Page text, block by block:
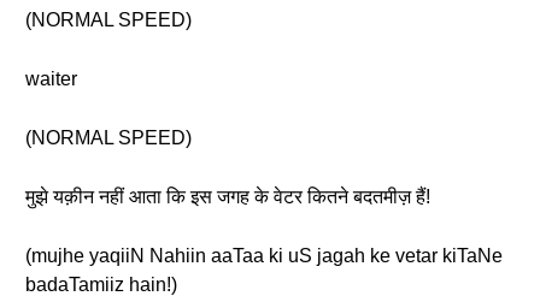
(NORMAL SPEED)
waiter
(NORMAL SPEED)
मुझे यक़ीन नहीं आता कि इस जगह के वेटर कितने बदतमीज़ हैं!
(mujhe yaqiiN Nahiin aaTaa ki uS jagah ke vetar kiTaNe
badaTamiiz hain!)